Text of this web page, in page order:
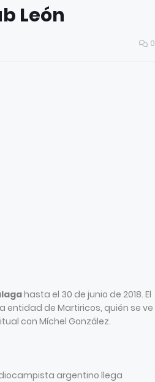
León
0
hasta el 30 de junio de 2018. El
entidad de Martiricos, quién se ve
con Míchel González.
argentino llega